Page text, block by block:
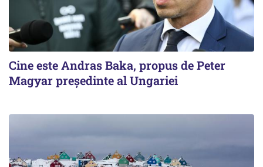
Cine este Andras Baka, propus de Peter
Magyar președinte al Ungariei